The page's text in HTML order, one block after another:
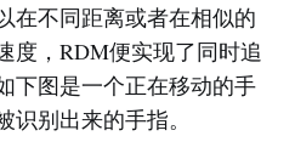
在不同距离或者在相似的
度，RDM便实现了同时追
下图是一个正在移动的手
别出来的手指。